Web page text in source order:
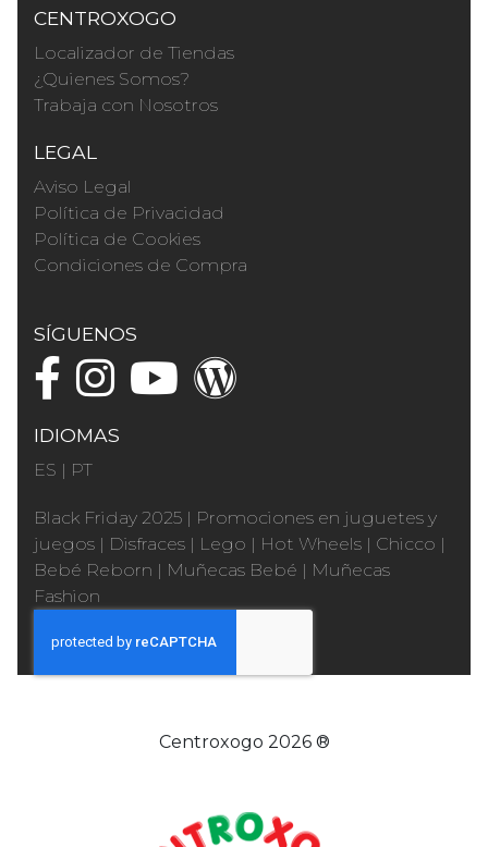
CENTROXOGO
Localizador de Tiendas
¿Quienes Somos?
Trabaja con Nosotros
LEGAL
Aviso Legal
Política de Privacidad
Política de Cookies
Condiciones de Compra
SÍGUENOS
IDIOMAS
ES | PT
Black Friday 2025 | Promociones en juguetes y
juegos | Disfraces | Lego | Hot Wheels | Chicco |
Bebé Reborn | Muñecas Bebé | Muñecas
Fashion
Centroxogo 2026 ®